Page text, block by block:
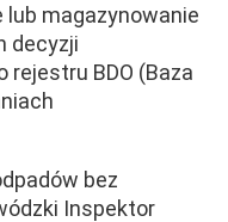
lub magazynowanie
decyzji
BDO (Baza
bez
Inspektor